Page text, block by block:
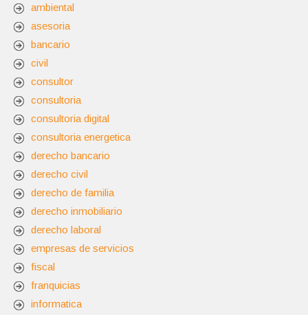
ambiental
asesoria
bancario
civil
consultor
consultoria
consultoria digital
consultoria energetica
derecho bancario
derecho civil
derecho de familia
derecho inmobiliario
derecho laboral
empresas de servicios
fiscal
franquicias
informatica